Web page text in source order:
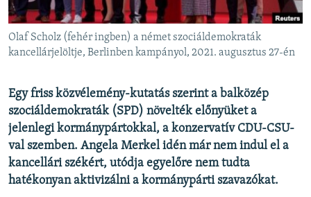
A MÚLT TANULSÁGAI
KÖVESSEN MINKET!
Valamennyi RFE/RL weboldal
Olaf Scholz (fehér ingben) a német szociáldemokraták
kancellárjelöltje, Berlinben kampányol, 2021. augusztus 27-én
Egy friss közvélemény-kutatás szerint a balközép
szociáldemokraták (SPD) növelték előnyüket a
jelenlegi kormánypártokkal, a konzervatív CDU-CSU-
val szemben. Angela Merkel idén már nem indul el a
kancellári székért, utódja egyelőre nem tudta
hatékonyan aktivizálni a kormánypárti szavazókat.